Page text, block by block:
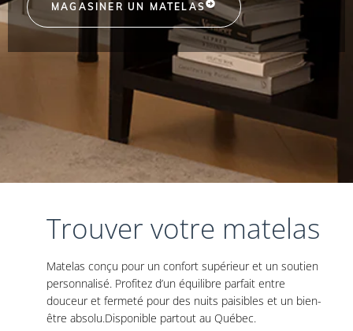
MAGASINER UN MATELAS
Trouver votre matelas
Matelas conçu pour un confort supérieur et un soutien
personnalisé. Profitez d’un équilibre parfait entre
douceur et fermeté pour des nuits paisibles et un bien-
être absolu.Disponible partout au Québec.